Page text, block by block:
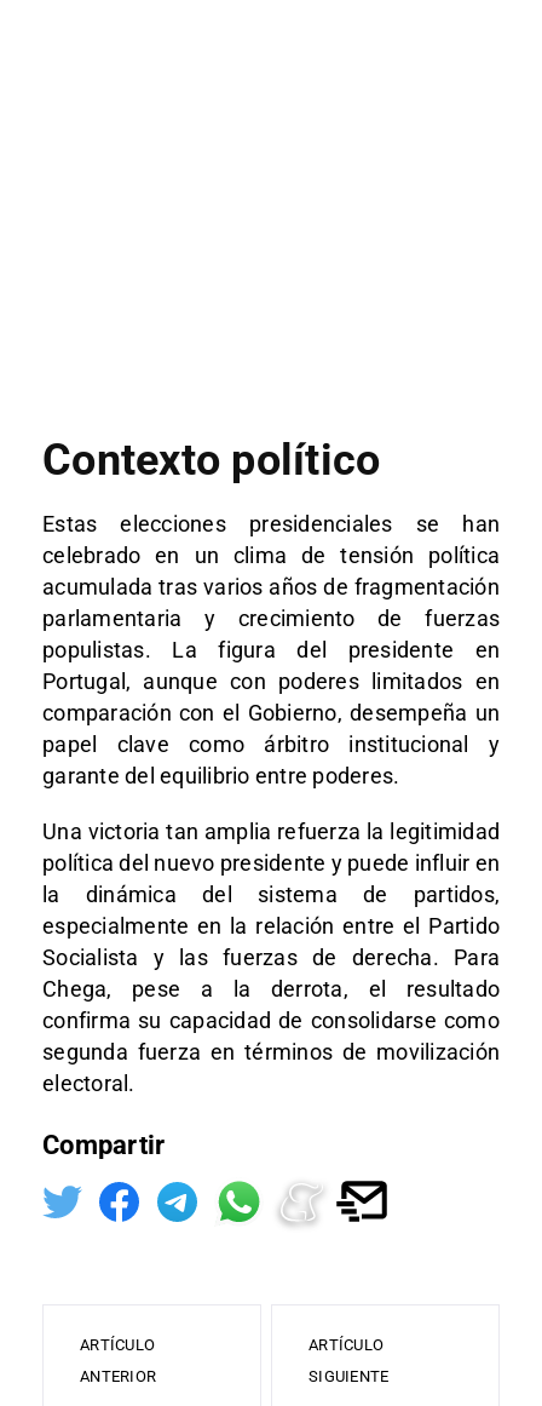
Contexto político
Estas elecciones presidenciales se han
celebrado en un clima de tensión política
acumulada tras varios años de fragmentación
parlamentaria y crecimiento de fuerzas
populistas. La figura del presidente en
Portugal, aunque con poderes limitados en
comparación con el Gobierno, desempeña un
papel clave como árbitro institucional y
garante del equilibrio entre poderes.
Una victoria tan amplia refuerza la legitimidad
política del nuevo presidente y puede influir en
la dinámica del sistema de partidos,
especialmente en la relación entre el Partido
Socialista y las fuerzas de derecha. Para
Chega, pese a la derrota, el resultado
confirma su capacidad de consolidarse como
segunda fuerza en términos de movilización
electoral.
Compartir
ARTÍCULO
ANTERIOR
ARTÍCULO
SIGUIENTE